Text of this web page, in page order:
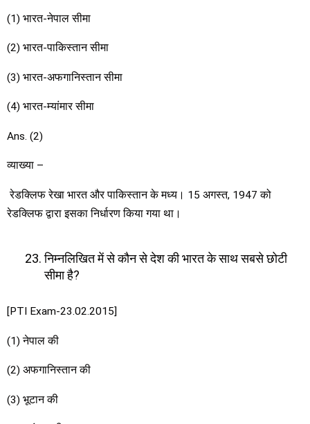
(1) भारत-नेपाल सीमा
(2) भारत-पाकिस्तान सीमा
(3) भारत-अफगानिस्तान सीमा
(4) भारत-म्यांमार सीमा
Ans. (2)
व्याख्या –
रेडक्लिफ रेखा भारत और पाकिस्तान के मध्य। 15 अगस्त, 1947 को
रेडक्लिफ द्वारा इसका निर्धारण किया गया था।
निम्नलिखित में से कौन से देश की भारत के साथ सबसे छोटी
सीमा है?
[PTI Exam-23.02.2015]
(1) नेपाल की
(2) अफगानिस्तान की
(3) भूटान की